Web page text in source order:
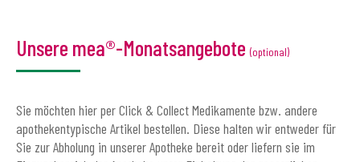
Unsere mea®-Monatsangebote (optional)
Sie möchten hier per Click & Collect Medikamente bzw. andere
apothekentypische Artikel bestellen. Diese halten wir entweder für
Sie zur Abholung in unserer Apotheke bereit oder liefern sie im